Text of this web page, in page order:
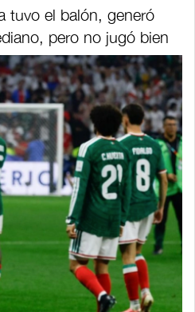
tuvo el balón, generó
pero no jugó bien